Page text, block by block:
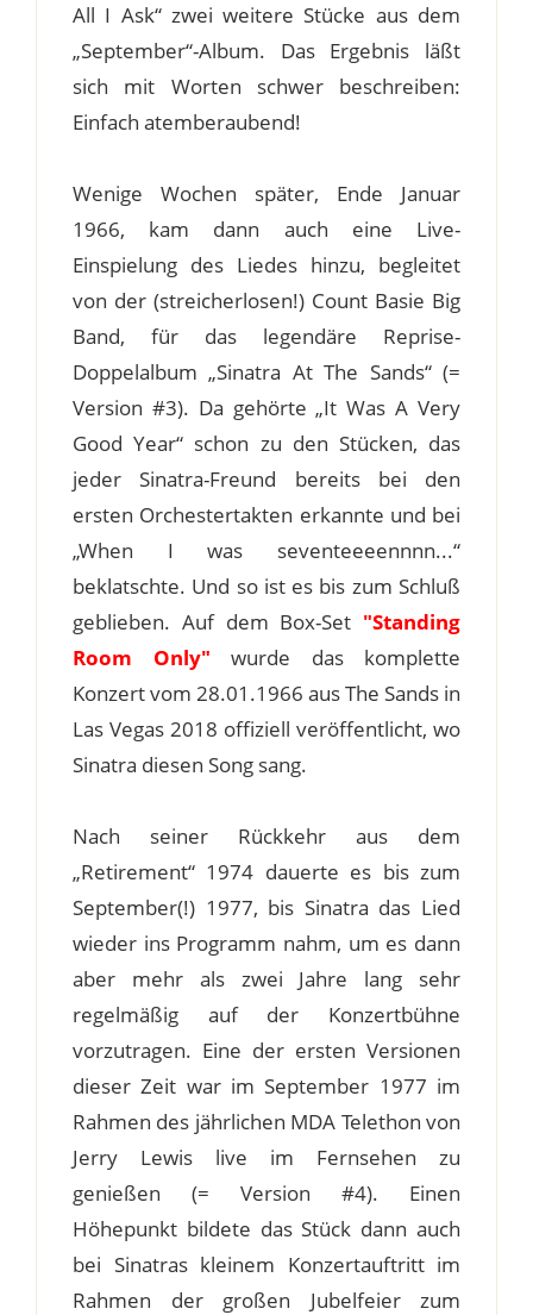
All I Ask“ zwei weitere Stücke aus dem
„September“-Album. Das Ergebnis läßt
sich mit Worten schwer beschreiben:
Einfach atemberaubend!
Wenige Wochen später, Ende Januar
1966, kam dann auch eine Live-
Einspielung des Liedes hinzu, begleitet
von der (streicherlosen!) Count Basie Big
Band, für das legendäre Reprise-
Doppelalbum „Sinatra At The Sands“ (=
Version #3). Da gehörte „It Was A Very
Good Year“ schon zu den Stücken, das
jeder Sinatra-Freund bereits bei den
ersten Orchestertakten erkannte und bei
„When I was seventeeeennnn...“
beklatschte. Und so ist es bis zum Schluß
geblieben. Auf dem Box-Set "Standing
Room Only" wurde das komplette
Konzert vom 28.01.1966 aus The Sands in
Las Vegas 2018 offiziell veröffentlicht, wo
Sinatra diesen Song sang.
Nach seiner Rückkehr aus dem
„Retirement“ 1974 dauerte es bis zum
September(!) 1977, bis Sinatra das Lied
wieder ins Programm nahm, um es dann
aber mehr als zwei Jahre lang sehr
regelmäßig auf der Konzertbühne
vorzutragen. Eine der ersten Versionen
dieser Zeit war im September 1977 im
Rahmen des jährlichen MDA Telethon von
Jerry Lewis live im Fernsehen zu
genießen (= Version #4). Einen
Höhepunkt bildete das Stück dann auch
bei Sinatras kleinem Konzertauftritt im
Rahmen der großen Jubelfeier zum